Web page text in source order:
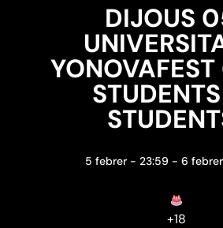
DIJOUS
5 febrer - 23:59 - 6 febrer
+18